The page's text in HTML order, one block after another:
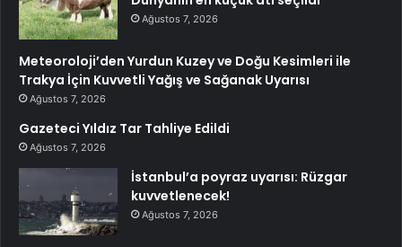
Ağustos 7, 2026
Meteoroloji’den Yurdun Kuzey ve Doğu Kesimleri ile
Trakya İçin Kuvvetli Yağış ve Sağanak Uyarısı
Ağustos 7, 2026
Gazeteci Yıldız Tar Tahliye Edildi
Ağustos 7, 2026
İstanbul’a poyraz uyarısı: Rüzgar
kuvvetlenecek!
Ağustos 7, 2026